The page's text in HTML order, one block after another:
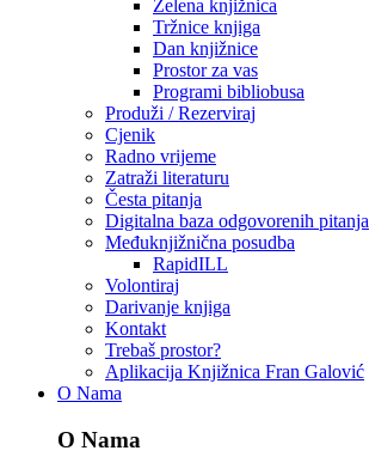
Zelena knjižnica
Tržnice knjiga
Dan knjižnice
Prostor za vas
Programi bibliobusa
Produži / Rezerviraj
Cjenik
Radno vrijeme
Zatraži literaturu
Česta pitanja
Digitalna baza odgovorenih pitanja
Međuknjižnična posudba
RapidILL
Volontiraj
Darivanje knjiga
Kontakt
Trebaš prostor?
Aplikacija Knjižnica Fran Galović
O Nama
O Nama